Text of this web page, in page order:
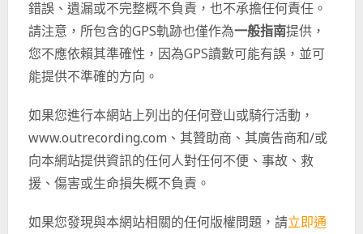
錯誤、遺漏或不完整概不負責，也不承擔任何責任。
請注意，所包含的GPS軌跡也僅作為一般指南提供，
您不應依賴其準確性，因為GPS讀數可能有誤，並可
能提供不準確的方向。
如果您進行本網站上列出的任何登山或騎行活動，
www.outrecording.com、其贊助商、其廣告商和/或
向本網站提供資訊的任何人對任何不便、事故、救
援、傷害或生命損失概不負責。
如果您發現與本網站相關的任何版權問題，請立即通